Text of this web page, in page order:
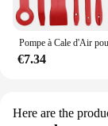
€7.34
Here are the